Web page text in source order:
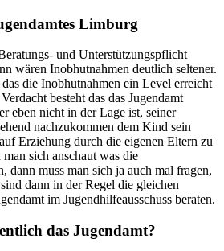
Limburg
und Unterstützungspflicht
wären Inobhutnahmen deutlich seltener.
die Inobhutnahmen ein Level erreicht
besteht das das Jugendamt
eben nicht in der Lage ist, seiner
nachzukommen dem Kind sein
Erziehung durch die eigenen Eltern zu
sich anschaut was die
dann muss man sich ja auch mal fragen,
dann in der Regel die gleichen
im Jugendhilfeausschuss beraten.
das Jugendamt?